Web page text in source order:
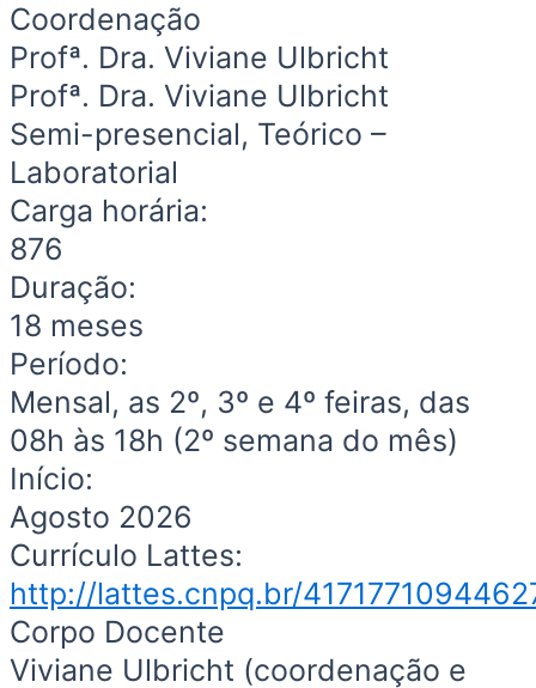
Coordenação
Profª. Dra. Viviane Ulbricht
Profª. Dra. Viviane Ulbricht
Semi-presencial, Teórico –
Laboratorial
Carga horária:
876
Duração:
18 meses
Período:
Mensal, as 2º, 3º e 4º feiras, das
08h às 18h (2º semana do mês)
Início:
Agosto 2026
Currículo Lattes:
http://lattes.cnpq.br/
Corpo Docente
Viviane Ulbricht (coordenação e